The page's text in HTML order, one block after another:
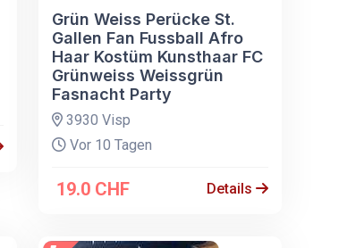
Grün Weiss Perücke St.
Gallen Fan Fussball Afro
Haar Kostüm Kunsthaar FC
Grünweiss Weissgrün
Fasnacht Party
3930 Visp
Vor 10 Tagen
19.0 CHF Details